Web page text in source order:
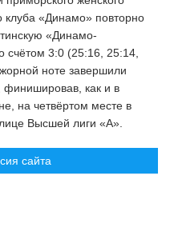
клуба «Динамо» повторно
«Динамо-
счётом 3:0 (25:16, 25:14,
ноте завершили
финишировав, как и в
на четвёртом месте в
Высшей лиги «А».
сайта